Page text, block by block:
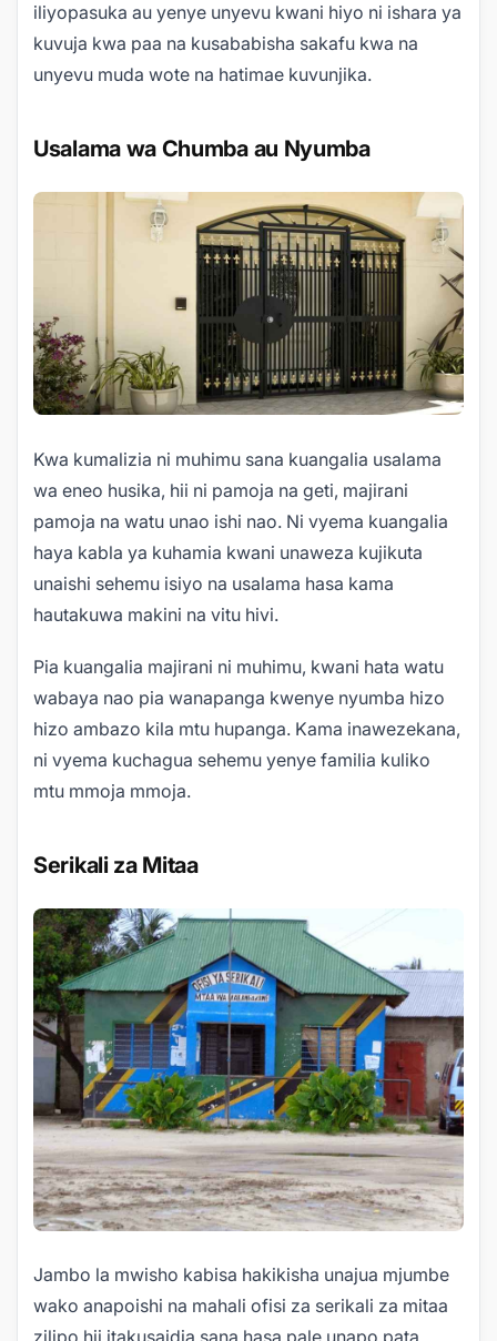
iliyopasuka au yenye unyevu kwani hiyo ni ishara ya
kuvuja kwa paa na kusababisha sakafu kwa na
unyevu muda wote na hatimae kuvunjika.
Usalama wa Chumba au Nyumba
Kwa kumalizia ni muhimu sana kuangalia usalama
wa eneo husika, hii ni pamoja na geti, majirani
pamoja na watu unao ishi nao. Ni vyema kuangalia
haya kabla ya kuhamia kwani unaweza kujikuta
unaishi sehemu isiyo na usalama hasa kama
hautakuwa makini na vitu hivi.
Pia kuangalia majirani ni muhimu, kwani hata watu
wabaya nao pia wanapanga kwenye nyumba hizo
hizo ambazo kila mtu hupanga. Kama inawezekana,
ni vyema kuchagua sehemu yenye familia kuliko
mtu mmoja mmoja.
Serikali za Mitaa
Jambo la mwisho kabisa hakikisha unajua mjumbe
wako anapoishi na mahali ofisi za serikali za mitaa